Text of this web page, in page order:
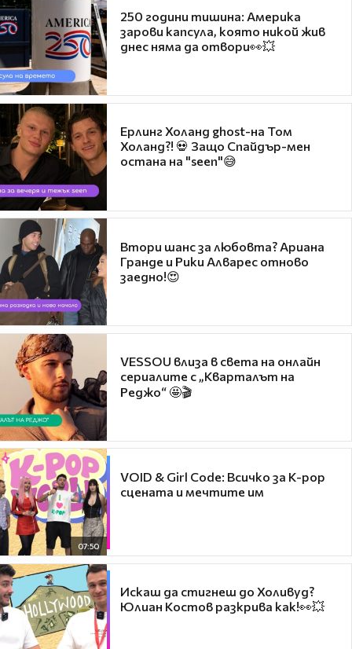
250 години тишина: Америка
зарови капсула, която никой жив
днес няма да отвори👀💥
Ерлинг Холанд ghost-на Том
Холанд?! 💀 Защо Спайдър-мен
остана на "seen"😅
Втори шанс за любовта? Ариана
Гранде и Рики Алварес отново
заедно!😍
VESSOU влиза в света на онлайн
сериалите с „Кварталът на
Реджо“ 🤩🎬
07:50
VOID & Girl Code: Всичко за K-pop
сцената и мечтите им
Искаш да стигнеш до Холивуд?
Юлиан Костов разкрива как!👀💥